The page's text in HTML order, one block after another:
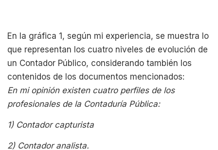
En la gráfica 1, según mi experiencia, se muestra lo
que representan los cuatro niveles de evolución de
un Contador Público, considerando también los
contenidos de los documentos mencionados:
En mi opinión existen cuatro perfiles de los
profesionales de la Contaduría Pública:
1) Contador capturista
2) Contador analista.